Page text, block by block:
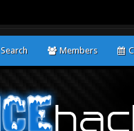
Search Members